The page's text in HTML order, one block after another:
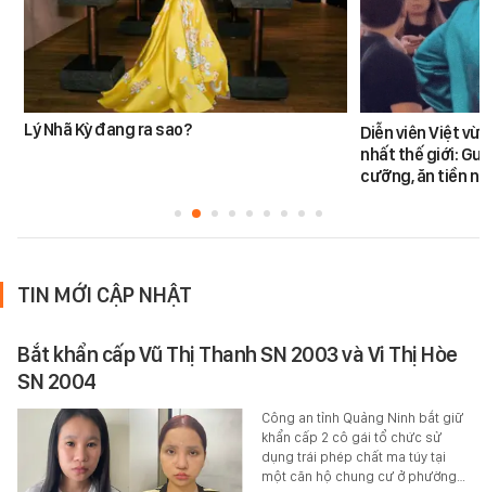
Lý Nhã Kỳ đang ra sao?
Diễn viên Việt
nhất thế giới:
cưỡng, ăn tiền
TIN MỚI CẬP NHẬT
Bắt khẩn cấp Vũ Thị Thanh SN 2003 và Vi Thị Hòe
SN 2004
Công an tỉnh Quảng Ninh bắt giữ
khẩn cấp 2 cô gái tổ chức sử
dụng trái phép chất ma túy tại
một căn hộ chung cư ở phường…